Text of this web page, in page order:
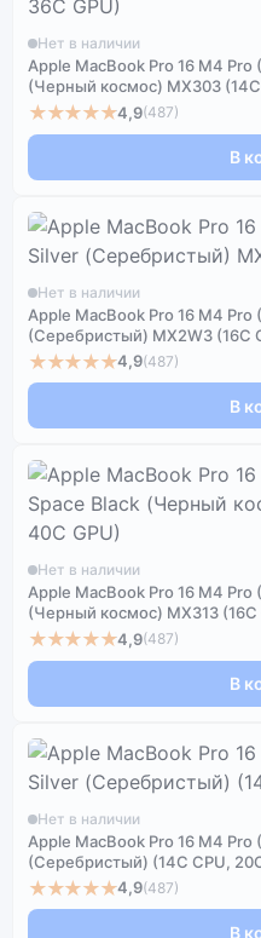
Нет в наличии
Apple MacBook Pro 16 M4
(Черный космос) MX303 (14C
★★★★★4,9(487)
В
Нет в наличии
Apple MacBook Pro 16 M4
(Серебристый) MX2W3 (16C
★★★★★4,9(487)
В
Нет в наличии
Apple MacBook Pro 16 M4
(Черный космос) MX313 (16C
★★★★★4,9(487)
В
Нет в наличии
Apple MacBook Pro 16 M4
(Серебристый) (14C CPU,
★★★★★4,9(487)
В